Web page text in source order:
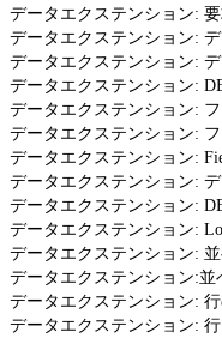
データエクステンション:
データエクステンション:
データエクステンション:
データエクステンション:
データエクステンション:
データエクステンション:
データエクステンション:
データエクステンション:
データエクステンション:
データエクステンション:
データエクステンション:
データエクステンション:
データエクステンション:
データエクステンション: